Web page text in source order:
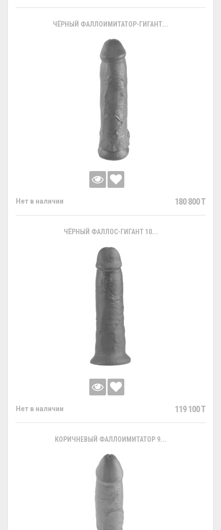
ЧЁРНЫЙ ФАЛЛОИМИТАТОР-ГИГАНТ...
Нет в наличии 180 800 T
ЧЁРНЫЙ ФАЛЛОС-ГИГАНТ 10...
Нет в наличии 119 100 T
КОРИЧНЕВЫЙ ФАЛЛОИМИТАТОР 9...